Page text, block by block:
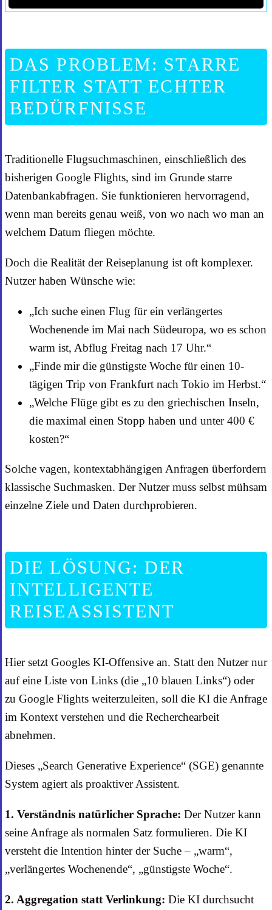
DAS PROBLEM: STARRE
FILTER STATT ECHTER
BEDÜRFNISSE
Traditionelle Flugsuchmaschinen, einschließlich des
bisherigen Google Flights, sind im Grunde starre
Datenbankabfragen. Sie funktionieren hervorragend,
wenn man bereits genau weiß, von wo nach wo man an
welchem Datum fliegen möchte.
Doch die Realität der Reiseplanung ist oft komplexer.
Nutzer haben Wünsche wie:
„Ich suche einen Flug für ein verlängertes
Wochenende im Mai nach Südeuropa, wo es schon
warm ist, Abflug Freitag nach 17 Uhr.“
„Finde mir die günstigste Woche für einen 10-
tägigen Trip von Frankfurt nach Tokio im Herbst.“
„Welche Flüge gibt es zu den griechischen Inseln,
die maximal einen Stopp haben und unter 400 €
kosten?“
Solche vagen, kontextabhängigen Anfragen überfordern
klassische Suchmasken. Der Nutzer muss selbst mühsam
einzelne Ziele und Daten durchprobieren.
DIE LÖSUNG: DER
INTELLIGENTE
REISEASSISTENT
Hier setzt Googles KI-Offensive an. Statt den Nutzer nur
auf eine Liste von Links (die „10 blauen Links“) oder
zu Google Flights weiterzuleiten, soll die KI die Anfrage
im Kontext verstehen und die Recherchearbeit
abnehmen.
Dieses „Search Generative Experience“ (SGE) genannte
System agiert als proaktiver Assistent.
1. Verständnis natürlicher Sprache: Der Nutzer kann
seine Anfrage als normalen Satz formulieren. Die KI
versteht die Intention hinter der Suche – „warm“,
„verlängertes Wochenende“, „günstigste Woche“.
2. Aggregation statt Verlinkung: Die KI durchsucht